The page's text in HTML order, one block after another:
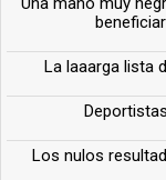
La laaarga lista
Los nulos